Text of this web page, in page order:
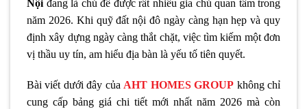
Nội đang là chủ đề được rất nhiều gia chủ quan tâm trong
năm 2026. Khi quỹ đất nội đô ngày càng hạn hẹp và quy
định xây dựng ngày càng thắt chặt, việc tìm kiếm một đơn
vị thầu uy tín, am hiểu địa bàn là yếu tố tiên quyết.
Bài viết dưới đây của AHT HOMES GROUP không chỉ
cung cấp bảng giá chi tiết mới nhất năm 2026 mà còn